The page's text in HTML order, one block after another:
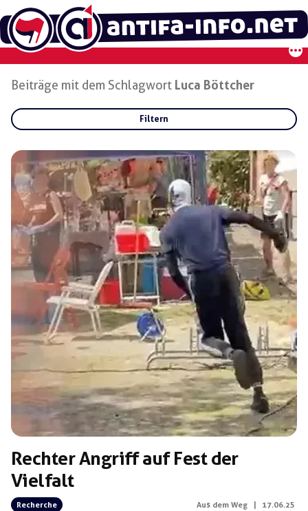
Zum
Inhalt
springen
Beiträge mit dem Schlagwort Luca Böttcher
Filtern
Gruppen:
Regionen:
Schlagwörter:
Luca Böttcher
Rechter Angriff auf Fest der
Vielfalt
Recherche
Aus dem Weg 17.06.25